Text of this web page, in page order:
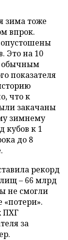
зима тоже
впрок.
Это на 10
обычным
показателя
что к
закачаны
зимнему
кубов к 1
до 8
рекорд
– 66 млрд
не смогли
«потери».
ПХГ
за